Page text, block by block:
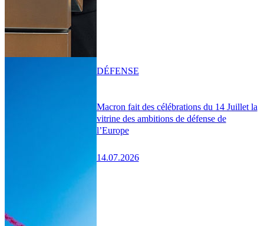
Macron fait des célébrations du 14 Juillet la
vitrine des ambitions de défense de
l’Europe
14.07.2026
DÉFENSE